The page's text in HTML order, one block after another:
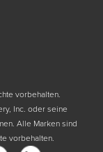
vorbehalten.
Inc. oder seine
Alle Marken sind
vorbehalten.